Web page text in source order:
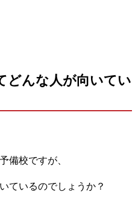
どんな人が向いてい
備校ですが、
ているのでしょうか？